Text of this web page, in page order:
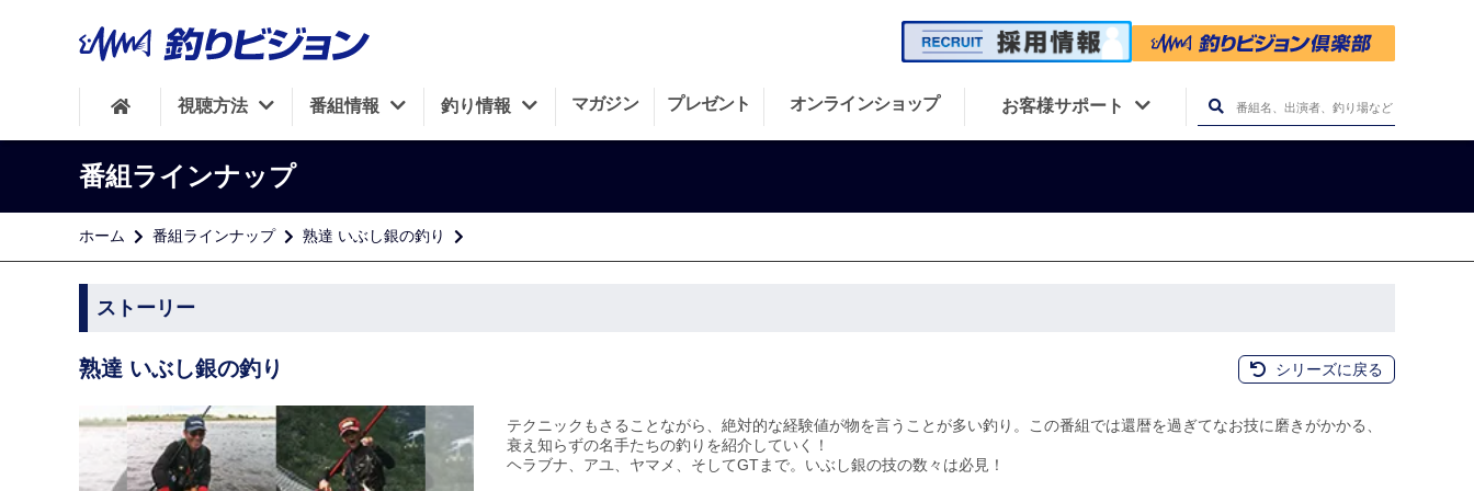
視聴方法 番組情報 釣り情報 マガジン プレゼント オンラインショップ お客様サポート
番組ラインナップ
ホーム 番組ラインナップ 熟達 いぶし銀の釣り
ストーリー
熟達 いぶし銀の釣り シリーズに戻る
テクニックもさることながら、絶対的な経験値が物を言うことが多い釣り。この番組では還暦を過ぎてなお技に磨きがかかる、
衰え知らずの名手たちの釣りを紹介していく！
ヘラブナ、アユ、ヤマメ、そしてGTまで。いぶし銀の技の数々は必見！